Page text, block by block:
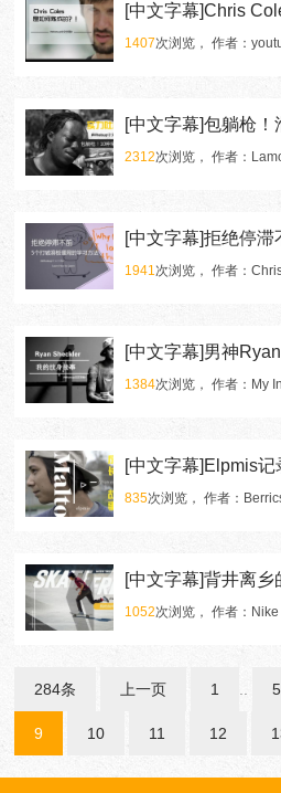
1407次浏览， 作者：
[中文字幕]包躺枪！
2312次浏览， 作者：
1941次浏览， 作者：Chris
1384次浏览， 作者：My
835次浏览， 作者：
1052次浏览， 作者：
284条 上一页 1 5
9 10 11 12